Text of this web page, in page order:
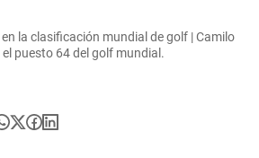
la clasificación mundial de golf | Camilo
puesto 64 del golf mundial.